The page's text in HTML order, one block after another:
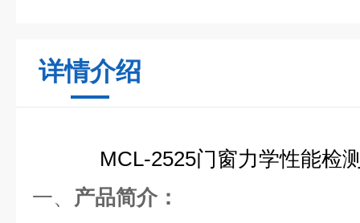
详情介绍
MCL-2525门窗力学性能检
一、 产品简介：